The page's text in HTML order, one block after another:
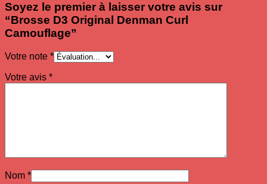
Soyez le premier à laisser votre avis sur
“Brosse D3 Original Denman Curl
Camouflage”
Votre note *
Votre avis *
Nom *